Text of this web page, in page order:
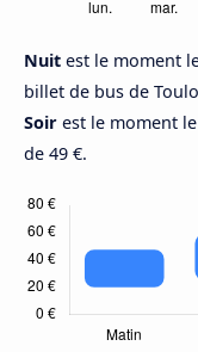
Nuit est le moment
billet de bus de
Soir est le moment
de 49 €.